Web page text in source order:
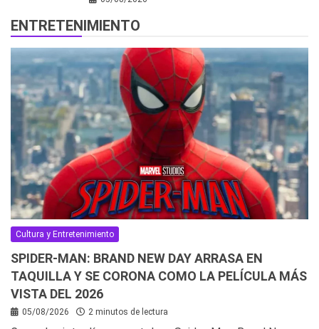
ENTRETENIMIENTO
Cultura y Entretenimiento
SPIDER-MAN: BRAND NEW DAY ARRASA EN
TAQUILLA Y SE CORONA COMO LA PELÍCULA MÁS
VISTA DEL 2026
05/08/2026 2 minutos de lectura